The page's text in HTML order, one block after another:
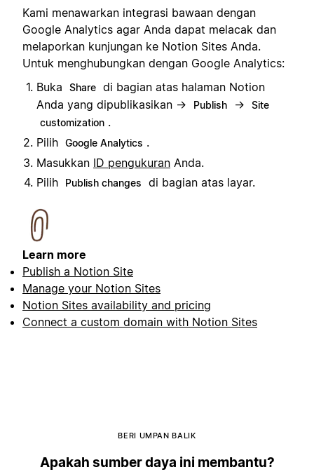
Kami menawarkan integrasi bawaan dengan
Google Analytics agar Anda dapat melacak dan
melaporkan kunjungan ke Notion Sites Anda.
Untuk menghubungkan dengan Google Analytics:
Buka
Share di bagian atas halaman Notion
Anda yang dipublikasikan →
Publish →
Site
customization .
Pilih Google Analytics .
Masukkan ID pengukuran Anda.
Pilih
Publish changes di bagian atas layar.
Learn more
Publish a Notion Site
Manage your Notion Sites
Notion Sites availability and pricing
Connect a custom domain with Notion Sites
BERI UMPAN BALIK
Apakah sumber daya ini membantu?